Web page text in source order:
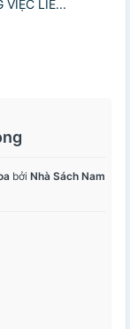
VIỆC LIÊ...
bởi Nhà Sách Nam